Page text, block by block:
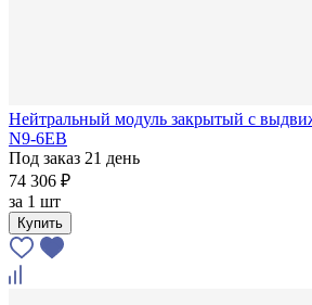
Нейтральный модуль закрытый с
N9-6EB
Под заказ 21 день
74 306 ₽
за 1 шт
Купить